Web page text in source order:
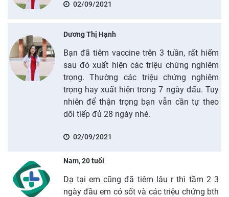
02/09/2021
Dương Thị Hạnh
Bạn đã tiêm vaccine trên 3 tuần, rất hiếm
sau đó xuất hiện các triệu chứng nghiêm
trọng. Thường các triệu chứng nghiêm
trọng hay xuất hiện trong 7 ngày đấu. Tuy
nhiên để thận trọng bạn vẫn cần tự theo
dõi tiếp đủ 28 ngày nhé.
02/09/2021
Nam, 20 tuổi
Dạ tại em cũng đã tiêm lâu r thì tầm 2 3
ngày đầu em có sốt và các triệu chứng bth